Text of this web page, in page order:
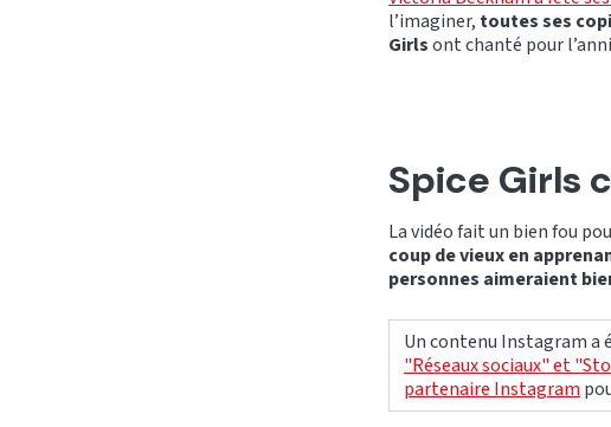
l’imaginer, toutes ses
Girlsont chanté pour
Spice Girls
La vidéo fait un bien fou
coup de vieux en
personnes aimeraient
Un contenu Instagram a
"Réseaux sociaux" et
partenaire Instagram